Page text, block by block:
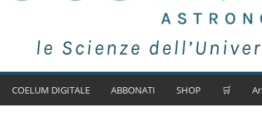
COELUM DIGITALE ABBONATI SHOP 🛒